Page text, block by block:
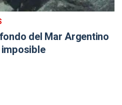
del Mar Argentino